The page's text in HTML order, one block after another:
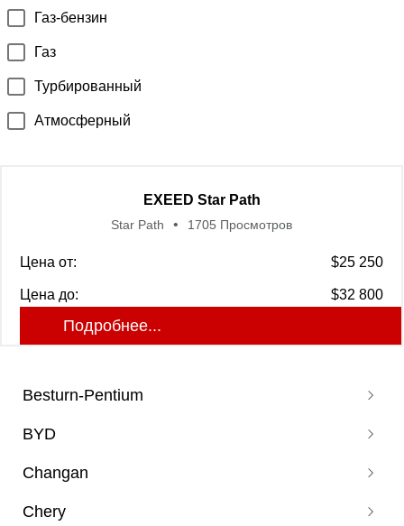
Besturn-Pentium
Pentium B70
Pentium T77
BYD
Corvette 07
Don DM
Changan
Auchan X5
Chery
Газ-бензин
Газ
Турбированный
Атмосферный
EXEED Star Path
Star Path 1705 Просмотров
Цена от: $25 250
Цена до: $32 800
Подробнее...